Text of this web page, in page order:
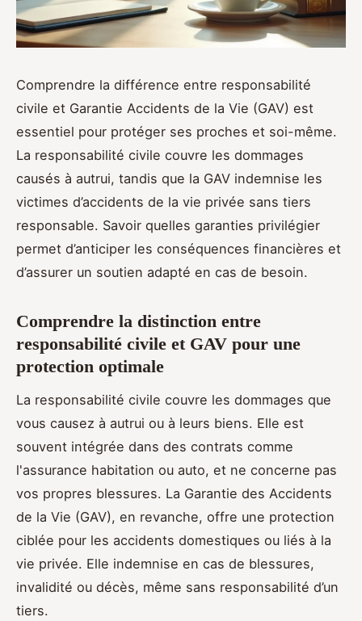
Comprendre la différence entre responsabilité
civile et Garantie Accidents de la Vie (GAV) est
essentiel pour protéger ses proches et soi-même.
La responsabilité civile couvre les dommages
causés à autrui, tandis que la GAV indemnise les
victimes d’accidents de la vie privée sans tiers
responsable. Savoir quelles garanties privilégier
permet d’anticiper les conséquences financières et
d’assurer un soutien adapté en cas de besoin.
Comprendre la distinction entre
responsabilité civile et GAV pour une
protection optimale
La responsabilité civile couvre les dommages que
vous causez à autrui ou à leurs biens. Elle est
souvent intégrée dans des contrats comme
l'assurance habitation ou auto, et ne concerne pas
vos propres blessures. La Garantie des Accidents
de la Vie (GAV), en revanche, offre une protection
ciblée pour les accidents domestiques ou liés à la
vie privée. Elle indemnise en cas de blessures,
invalidité ou décès, même sans responsabilité d’un
tiers.